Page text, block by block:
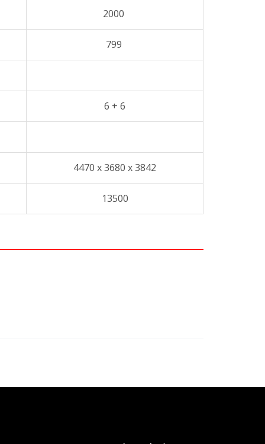
2000
799
6 + 6
4470 x 3680 x 3842
13500